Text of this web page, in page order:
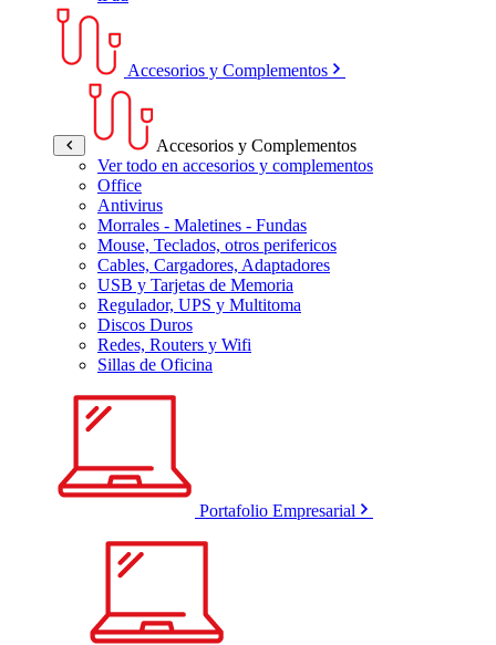
Accesorios y Complementos
Accesorios y Complementos
Ver todo en accesorios y complementos
Office
Antivirus
Morrales - Maletines - Fundas
Mouse, Teclados, otros perifericos
Cables, Cargadores, Adaptadores
USB y Tarjetas de Memoria
Regulador, UPS y Multitoma
Discos Duros
Redes, Routers y Wifi
Sillas de Oficina
Portafolio Empresarial